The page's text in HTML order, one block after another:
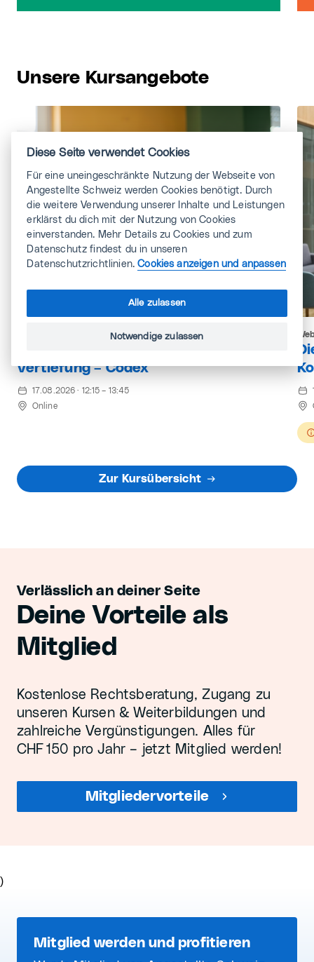
Unsere Kursangebote
Vertiefung – Codex
Der KI-Agent für professionelle Entwicklung
17.08.2026 · 12:15 – 13:45
Online
Zur Kursübersicht
Verlässlich an deiner Seite
Deine Vorteile als
Mitglied
Kostenlose Rechtsberatung, Zugang zu
unseren Kursen & Weiterbildungen und
zahlreiche Vergünstigungen. Alles für
CHF 150 pro Jahr – jetzt Mitglied werden!
Mitgliedervorteile
)
Mitglied werden und profitieren
Diese Seite verwendet Cookies
Für eine uneingeschränkte Nutzung der Webseite von
Angestellte Schweiz werden Cookies benötigt. Durch
die weitere Verwendung unserer Inhalte und Leistungen
erklärst du dich mit der Nutzung von Cookies
einverstanden. Mehr Details zu Cookies und zum
Datenschutz findest du in unseren
Datenschutzrichtlinien.Cookies anzeigen und anpassen
Alle zulassen
Notwendige zulassen